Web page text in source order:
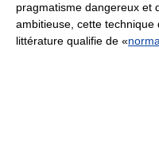
pragmatisme dangereux et
ambitieuse, cette technique
littérature qualifie de «